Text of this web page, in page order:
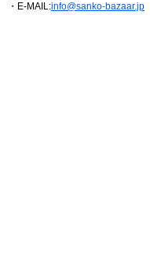
・E-MAIL:info@sanko-bazaar.jp